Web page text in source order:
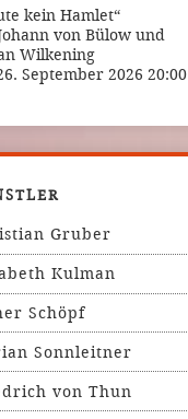
kein Hamlet“
von Bülow und
Wilkening
September 2026 20:00
Gruber
Kulman
Schöpf
Sonnleitner
von Thun